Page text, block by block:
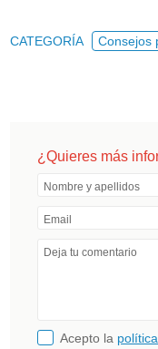
CATEGORÍA Consejos
¿Quieres más
Nombre y apellidos
Email
Deja tu comentario
Acepto la